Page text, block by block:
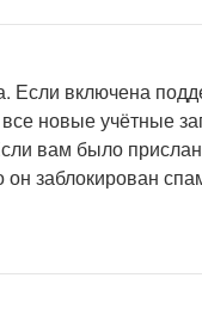
включена
новые учётные
вам было
заблокирован